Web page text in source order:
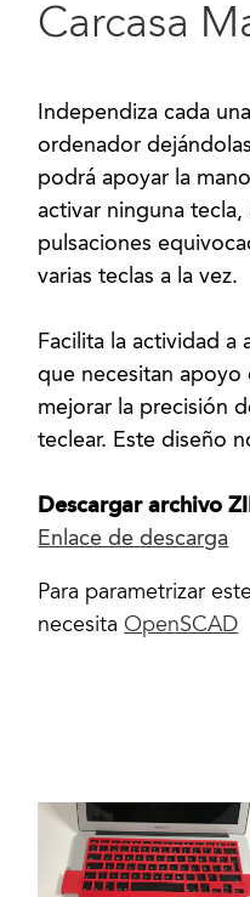
Carcasa
Independiza cada
ordenador
podrá apoyar la
activar ninguna
pulsaciones
varias teclas a la vez.
Facilita la actividad a
que necesitan apoyo
mejorar la precisión
teclear. Este diseño
Descargar archivo
Enlace de descarga
Para parametrizar
necesitaOpenSCAD